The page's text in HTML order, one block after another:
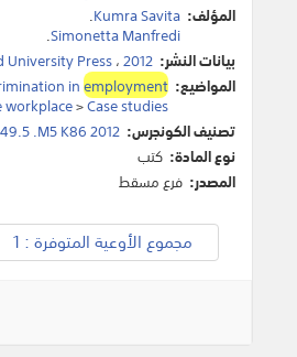
المؤلف: Kumra Savita
.
Simonetta Manfredi
.
بيانات النشر:
University Press،2012
المواضيع:
inemployment
workplace>Case studies
تصنيف الكونجرس: .M5 K86 2012
نوع المادة: كتب
المصدر: فرع مسقط
مجموع الأوعية المتوفرة : 1